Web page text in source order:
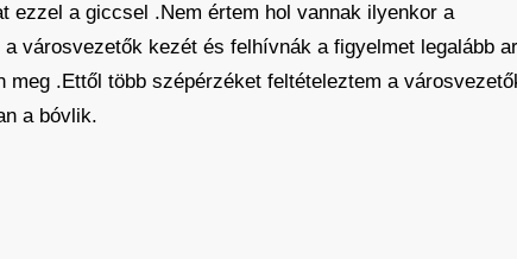
ezzel a giccsel .Nem értem hol vannak ilyenkor a
városvezetők kezét és felhívnák a figyelmet legalább
.Ettől több szépérzéket feltételeztem a
a bóvlik.